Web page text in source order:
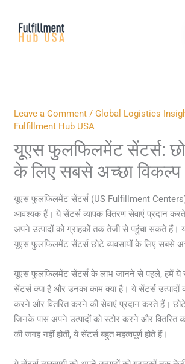
content
Leave a Comment / Global Logistics
Fulfillment Hub USA
यूएस फुलफिलमेंट सेंटर्स:
के लिए सबसे अच्छा विकल्प
यूएस फुलफिलमेंट सेंटर्स (US Fulfillment Centers)
आवश्यक हैं। ये सेंटर्स व्यापक वितरण सेवाएं प्रदान
अपने उत्पादों को ग्राहकों तक तेजी से पहुंचा सकते हैं।
यूएस फुलफिलमेंट सेंटर्स छोटे व्यवसायों के लिए सबसे
यूएस फुलफिलमेंट सेंटर्स के लाभ जानने से पहले, हमें ये
सेंटर्स क्या हैं और उनका काम क्या है। ये सेंटर्स
करने और वितरित करने की सेवाएं प्रदान करते हैं। छोटे
जिनके पास अपने उत्पादों को स्टोर करने और
की जगह नहीं होती, ये सेंटर्स बहुत महत्वपूर्ण होते हैं।